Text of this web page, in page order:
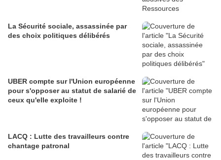
La Sécurité sociale, assassinée par
des choix politiques délibérés
UBER compte sur l'Union européenne
pour s'opposer au statut de salarié de
ceux qu'elle exploite !
LACQ : Lutte des travailleurs contre
chantage patronal